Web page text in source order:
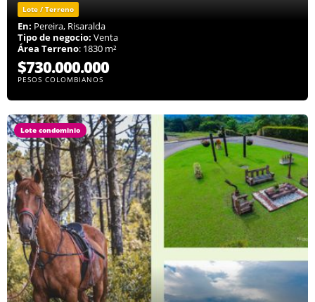
Lote / Terreno
En: Pereira, Risaralda
Tipo de negocio: Venta
Área Terreno: 1830 m²
$730.000.000
PESOS COLOMBIANOS
Lote condominio